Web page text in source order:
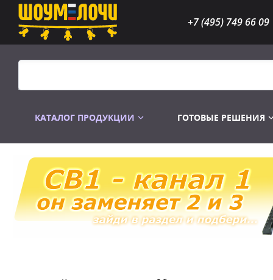
+7 (495) 749 66 09
КАТАЛОГ ПРОДУКЦИИ
Распродажа Лампы
ГОТОВЫЕ РЕШЕНИЯ